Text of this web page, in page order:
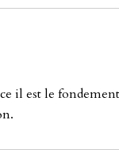
il est le